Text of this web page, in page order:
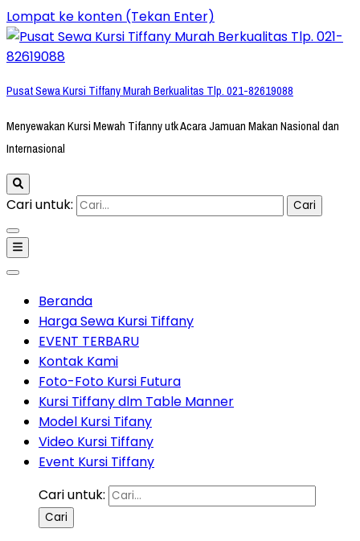
Lompat ke konten (Tekan Enter)
Pusat Sewa Kursi Tiffany Murah Berkualitas Tlp. 021-82619088
Menyewakan Kursi Mewah Tifanny utk Acara Jamuan Makan Nasional dan
Internasional
Cari untuk:
Beranda
Harga Sewa Kursi Tiffany
EVENT TERBARU
Kontak Kami
Foto-Foto Kursi Futura
Kursi Tiffany dlm Table Manner
Model Kursi Tifany
Video Kursi Tiffany
Event Kursi Tiffany
Cari untuk: